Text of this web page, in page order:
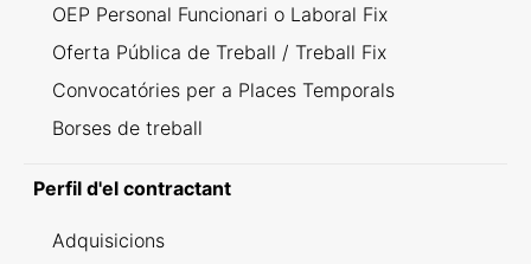
OEP Personal Funcionari o Laboral Fix
Oferta Pública de Treball / Treball Fix
Convocatóries per a Places Temporals
Borses de treball
Perfil d'el contractant
Adquisicions